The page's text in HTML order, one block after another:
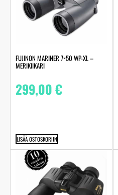
FUJINON MARINER 7×50 WP-XL –
MERIKIIKARI
299,00€
LISÄÄ OSTOSKORIIN